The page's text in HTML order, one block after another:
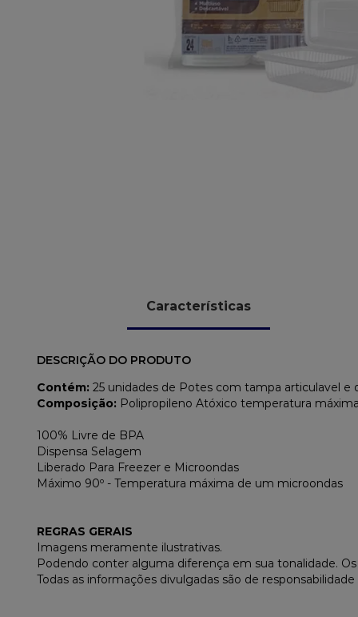
Características
DESCRIÇÃO DO PRODUTO
Contém: 25 unidades de Potes com tampa articulavel e
Composição: Polipropileno Atóxico temperatura
100% Livre de BPA
Dispensa Selagem
Liberado Para Freezer e Microondas
Máximo 90º - Temperatura máxima de um microondas
REGRAS GERAIS
Imagens meramente ilustrativas.
Podendo conter alguma diferença em sua tonalidade.
Todas as informações divulgadas são de